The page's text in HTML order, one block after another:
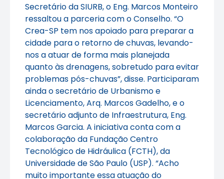
Secretário da SIURB, o Eng. Marcos Monteiro
ressaltou a parceria com o Conselho. “O
Crea-SP tem nos apoiado para preparar a
cidade para o retorno de chuvas, levando-
nos a atuar de forma mais planejada
quanto às drenagens, sobretudo para evitar
problemas pós-chuvas”, disse. Participaram
ainda o secretário de Urbanismo e
Licenciamento, Arq. Marcos Gadelho, e o
secretário adjunto de Infraestrutura, Eng.
Marcos Garcia. A iniciativa conta com a
colaboração da Fundação Centro
Tecnológico de Hidráulica (FCTH), da
Universidade de São Paulo (USP). “Acho
muito importante essa atuação do